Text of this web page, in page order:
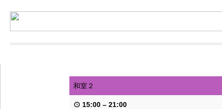
和室２
15:00 – 21:00